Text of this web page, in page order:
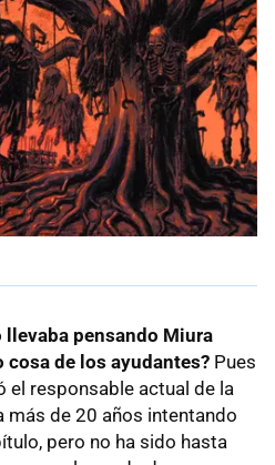
llevaba pensando Miura
de los ayudantes? Pues
el responsable actual de la
más de 20 años intentando
pero no ha sido hasta